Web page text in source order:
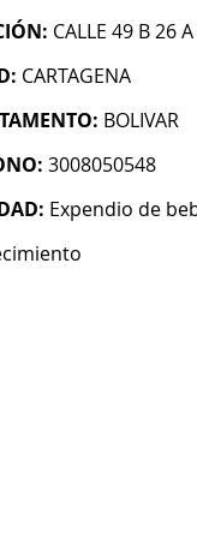
CALLE 49 B 26
CARTAGENA
BOLIVAR
3008050548
Expendio de